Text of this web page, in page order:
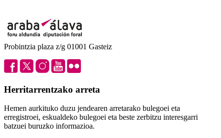
Probintzia plaza z/g 01001 Gasteiz
Herritarrentzako arreta
Hemen aurkituko duzu jendearen arretarako bulegoei eta
erregistroei, eskualdeko bulegoei eta beste zerbitzu interesgarri
batzuei buruzko informazioa.